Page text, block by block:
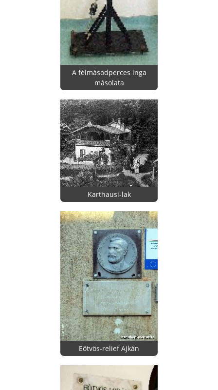
A félmásodperces inga
másolata
Karthausi-lak
Eötvös-relief Ajkán